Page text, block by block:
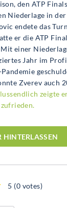
den ATP
Niederlage in
endete das
er die ATP
einer
Jahr im
Zverev auch
zeigte
HINTERLASSEN
5 (0 votes)